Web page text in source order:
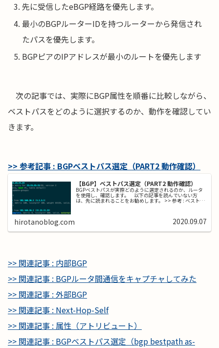
先に受信したeBGP経路を優先します。
最小のBGPルーターIDを持つルーターから発信され
たパスを優先します。
BGPピアのIPアドレスが最小のルートを優先します
次の記事では、実際にBGP属性を順番に比較しながら、
ベストパスをどのように選択するのか、動作を確認してい
きます。
>> 参考記事 : BGPベストパス選定（PART2 動作確認）
【BGP】ベストパス選定（PART2 動作確認）
BGPベストパスが実際どのように選定されるのか、ルータ
を使用し、確認します。 以下の記事を読んでいない方
は、先に読まれることをお勧めします。 >> 参考 : ベストパ
hirotanoblog.com 2020.09.07
>> 関連記事 : 内部BGP
>> 関連記事 : BGPルータ間通信をキャプチャしてみた
>> 関連記事 : 外部BGP
>> 関連記事 : Next-Hop-Self
>> 関連記事 : 属性（アトリビュート）
>> 関連記事 : BGPベストパス選定（bgp bestpath as-